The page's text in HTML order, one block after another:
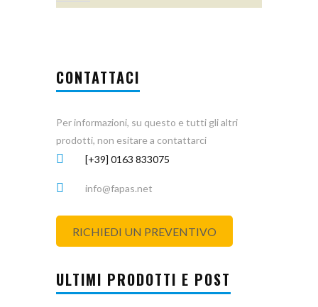
CONTATTACI
Per informazioni, su questo e tutti gli altri
prodotti, non esitare a contattarci
[+39] 0163 833075
info@fapas.net
RICHIEDI UN PREVENTIVO
ULTIMI PRODOTTI E POST